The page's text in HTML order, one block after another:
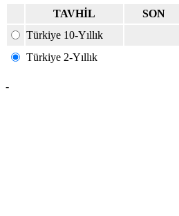
TAVHİL SON
Türkiye 10-Yıllık
Türkiye 2-Yıllık
-